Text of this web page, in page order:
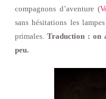
compagnons d’aventure (
sans hésitations les
primales. Traduction : on
peu.